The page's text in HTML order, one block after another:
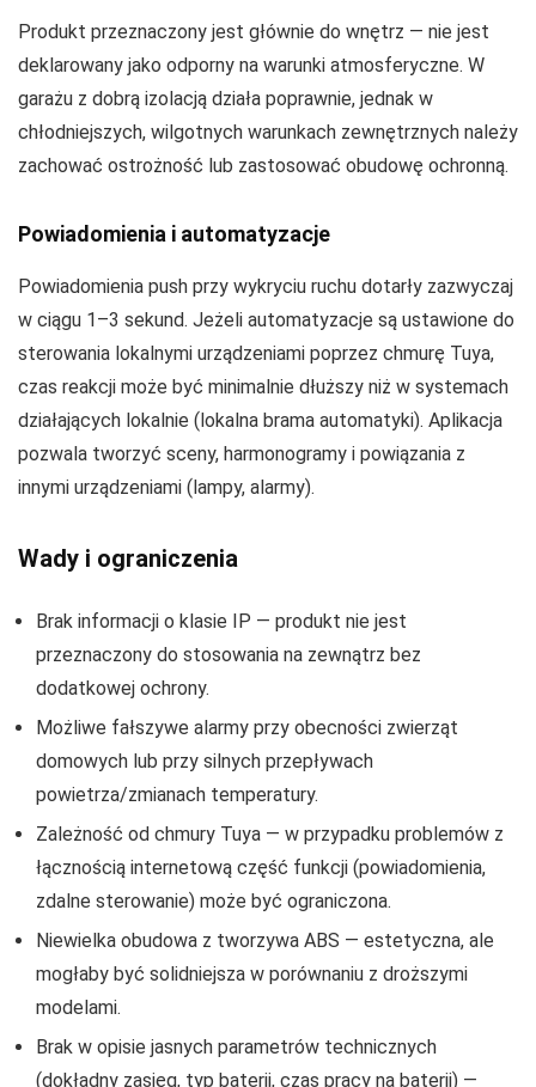
Produkt przeznaczony jest głównie do wnętrz — nie jest
deklarowany jako odporny na warunki atmosferyczne. W
garażu z dobrą izolacją działa poprawnie, jednak w
chłodniejszych, wilgotnych warunkach zewnętrznych należy
zachować ostrożność lub zastosować obudowę ochronną.
Powiadomienia i automatyzacje
Powiadomienia push przy wykryciu ruchu dotarły zazwyczaj
w ciągu 1–3 sekund. Jeżeli automatyzacje są ustawione do
sterowania lokalnymi urządzeniami poprzez chmurę Tuya,
czas reakcji może być minimalnie dłuższy niż w systemach
działających lokalnie (lokalna brama automatyki). Aplikacja
pozwala tworzyć sceny, harmonogramy i powiązania z
innymi urządzeniami (lampy, alarmy).
Wady i ograniczenia
Brak informacji o klasie IP — produkt nie jest
przeznaczony do stosowania na zewnątrz bez
dodatkowej ochrony.
Możliwe fałszywe alarmy przy obecności zwierząt
domowych lub przy silnych przepływach
powietrza/zmianach temperatury.
Zależność od chmury Tuya — w przypadku problemów z
łącznością internetową część funkcji (powiadomienia,
zdalne sterowanie) może być ograniczona.
Niewielka obudowa z tworzywa ABS — estetyczna, ale
mogłaby być solidniejsza w porównaniu z droższymi
modelami.
Brak w opisie jasnych parametrów technicznych
(dokładny zasięg, typ baterii, czas pracy na baterii) —